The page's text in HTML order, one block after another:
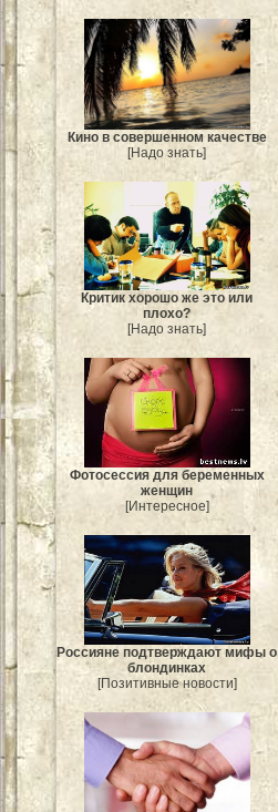
Кино в совершенном качестве
[Надо знать]
Критик хорошо же это или
плохо?
[Надо знать]
Фотосессия для беременных
женщин
[Интересное]
Россияне подтверждают мифы о
блондинках
[Позитивные новости]